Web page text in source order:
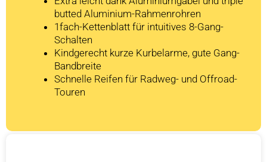
butted Aluminium-Rahmenrohren
1fach-Kettenblatt für intuitives 8-Gang-
Schalten
Kindgerecht kurze Kurbelarme, gute Gang-
Bandbreite
Schnelle Reifen für Radweg- und Offroad-
Touren